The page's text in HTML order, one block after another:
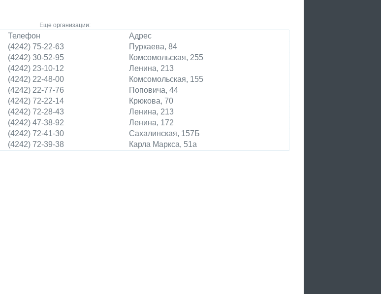
Еще организации:
Телефон
Адрес
(4242) 75-22-63
Пуркаева, 84
(4242) 30-52-95
Комсомольская, 255
(4242) 23-10-12
Ленина, 213
(4242) 22-48-00
Комсомольская, 155
(4242) 22-77-76
Поповича, 44
(4242) 72-22-14
Крюкова, 70
(4242) 72-28-43
Ленина, 213
(4242) 47-38-92
Ленина, 172
(4242) 72-41-30
Сахалинская, 157Б
(4242) 72-39-38 Карла Маркса, 51а